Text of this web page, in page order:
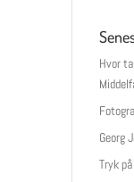
Hvor
Georg
Tryk